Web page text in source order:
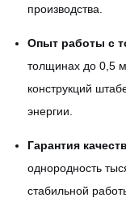
производства.
Опыт работы с
толщинах до 0,5
конструкций
энергии.
Гарантия
однородность
стабильной